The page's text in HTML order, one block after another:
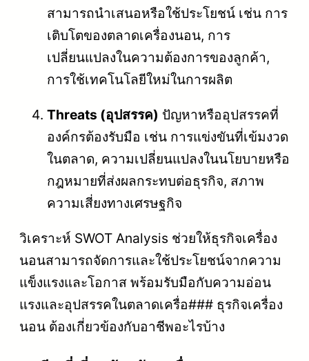
สามารถนำเสนอหรือใช้ประโยชน์ เช่น การ
เติบโตของตลาดเครื่องนอน, การ
เปลี่ยนแปลงในความต้องการของลูกค้า,
การใช้เทคโนโลยีใหม่ในการผลิต
Threats (อุปสรรค) ปัญหาหรืออุปสรรคที่
องค์กรต้องรับมือ เช่น การแข่งขันที่เข้มงวด
ในตลาด, ความเปลี่ยนแปลงในนโยบายหรือ
กฎหมายที่ส่งผลกระทบต่อธุรกิจ, สภาพ
ความเสี่ยงทางเศรษฐกิจ
วิเคราะห์ SWOT Analysis ช่วยให้ธุรกิจเครื่อง
นอนสามารถจัดการและใช้ประโยชน์จากความ
แข็งแรงและโอกาส พร้อมรับมือกับความอ่อน
แรงและอุปสรรคในตลาดเครื่อ### ธุรกิจเครื่อง
นอน ต้องเกี่ยวข้องกับอาชีพอะไรบ้าง